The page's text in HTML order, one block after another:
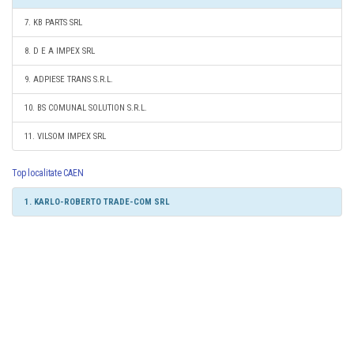
7. KB PARTS SRL
8. D E A IMPEX SRL
9. ADPIESE TRANS S.R.L.
10. BS COMUNAL SOLUTION S.R.L.
11. VILSOM IMPEX SRL
Top localitate CAEN
1. KARLO-ROBERTO TRADE-COM SRL